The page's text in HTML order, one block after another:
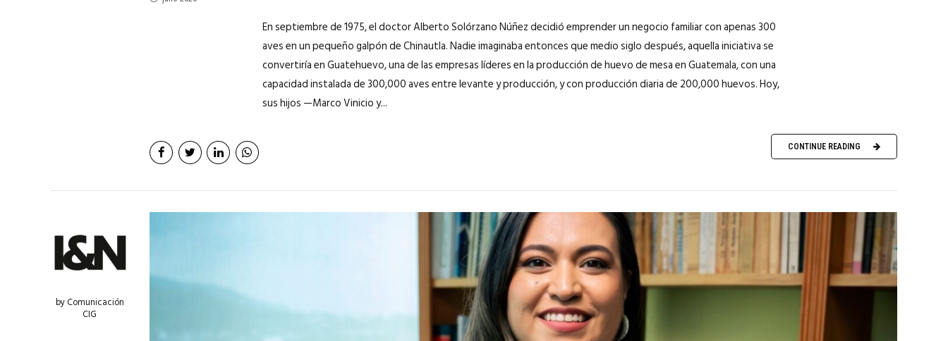
En septiembre de 1975, el doctor Alberto Solórzano Núñez decidió emprender un negocio familiar con apenas 300
aves en un pequeño galpón de Chinautla. Nadie imaginaba entonces que medio siglo después, aquella iniciativa se
convertiría en Guatehuevo, una de las empresas líderes en la producción de huevo de mesa en Guatemala, con una
capacidad instalada de 300,000 aves entre levante y producción, y con producción diaria de 200,000 huevos. Hoy,
sus hijos —Marco Vinicio y...
CONTINUE READING
by Comunicación
CIG